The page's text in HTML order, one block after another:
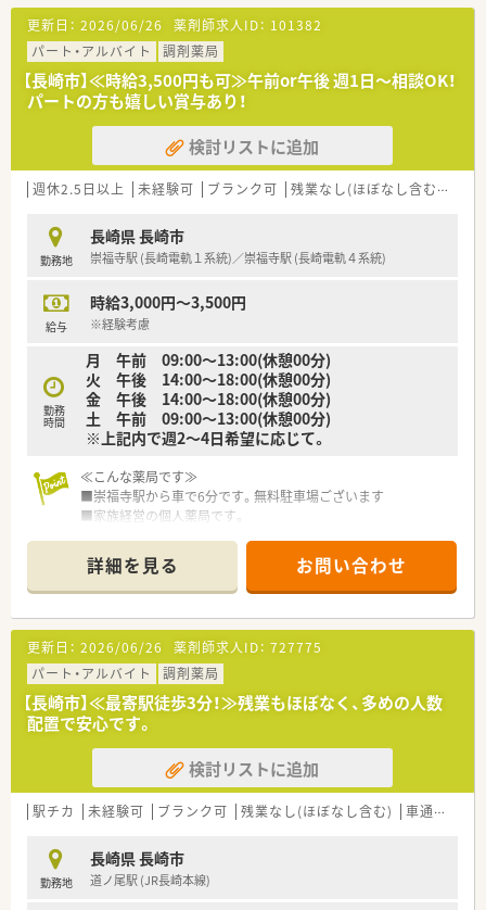
【募集背景と求める人物像について】
■温和な社長は現場で活躍されており、風通しの良いアットホー
ムな薬局です。
■長崎県内に3店舗の薬局を運営しています。
■今後も店舗展開を積極的に進める予定で経営も安定していま
す。
【勤務実態について】
■1日4時間もしくは8時間の勤務となります。
■週3日程の勤務となり、無理なく家庭とも両立できる職場で
■サポート体制あり！お子さんの急なお休み等の際も安心です。
更新日： 2026/06/26 薬剤師求人ID： 101382
パート・アルバイト
調剤薬局
【長崎市】≪時給3,500円も可≫午前or午後 週1日～相談OK！
パートの方も嬉しい賞与あり！
検討リストに追加
週休2.5日以上 未経験可 ブランク可 残業なし(ほぼなし含む)
勤務地
長崎県 長崎市
崇福寺駅 (長崎電軌１系統)／崇福寺駅 (長崎電軌４系統)
給与
時給3,000円～3,500円
※経験考慮
勤務
時間
月 午前 09:00～13:00(休憩00分)
火 午後 14:00～18:00(休憩00分)
金 午後 14:00～18:00(休憩00分)
土 午前 09:00～13:00(休憩00分)
※上記内で週2～4日希望に応じて。
≪こんな薬局です≫
■崇福寺駅から車で6分です。無料駐車場ございます
■家族経営の個人薬局です。
■曜日は希望に応じてお受入れご相談可能です
■慣れこられたら、希望がある場合は正社員登用の相談も可能で
す。
■パートの方も賞与がございます。
＜設備＞
■タカゾノの分包機を導入しております
■薬歴は紙（手書き）となります
■レセコンはイーエムを使用しております
＜業務内容＞
■内科がメインの店舗です。
■処方箋枚数は30～40枚程度で、半日勤務ですと10～20枚程度
です
＜研修制度＞
■ｅラーニングによる研修を導入しています。
詳細を見る お問い合わせ
更新日： 2026/06/26 薬剤師求人ID： 727775
パート・アルバイト
調剤薬局
【長崎市】≪最寄駅徒歩3分！≫残業もほぼなく、多めの人数
配置で安心です。
検討リストに追加
駅チカ 未経験可 ブランク可 残業なし(ほぼなし含む) 車通勤可
勤務地
長崎県 長崎市
道ノ尾駅 (JR長崎本線)